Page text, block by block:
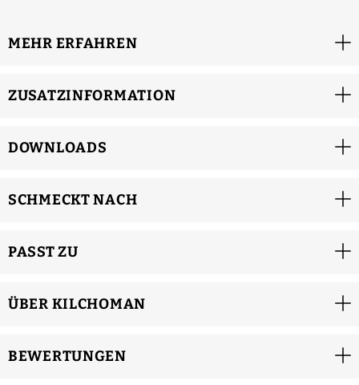
MEHR ERFAHREN
ZUSATZINFORMATION
DOWNLOADS
SCHMECKT NACH
PASST ZU
ÜBER KILCHOMAN
BEWERTUNGEN